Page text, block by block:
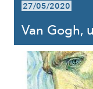
27/05/2020
Van Gogh,